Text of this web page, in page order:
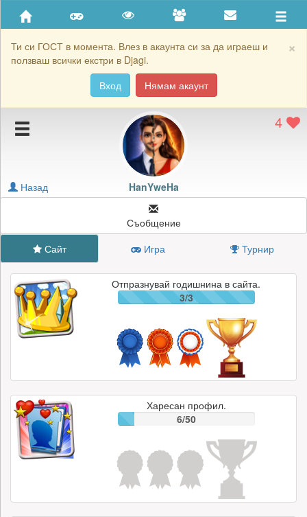
×
Ти си ГОСТ в момента. Влез в акаунта си за да играеш и
ползваш всички екстри в Djagi.
Вход
Нямам акаунт
Приятели
Хронология на игри
Подаръците на HanYweHa
Картичките на HanYweHa
Блокирай HanYweHa
4
HanYweHa
Назад
Съобщение
Сайт
Игра Турнир
Отпразнувай годишнина в сайта.
3/3
Харесан профил.
6/50